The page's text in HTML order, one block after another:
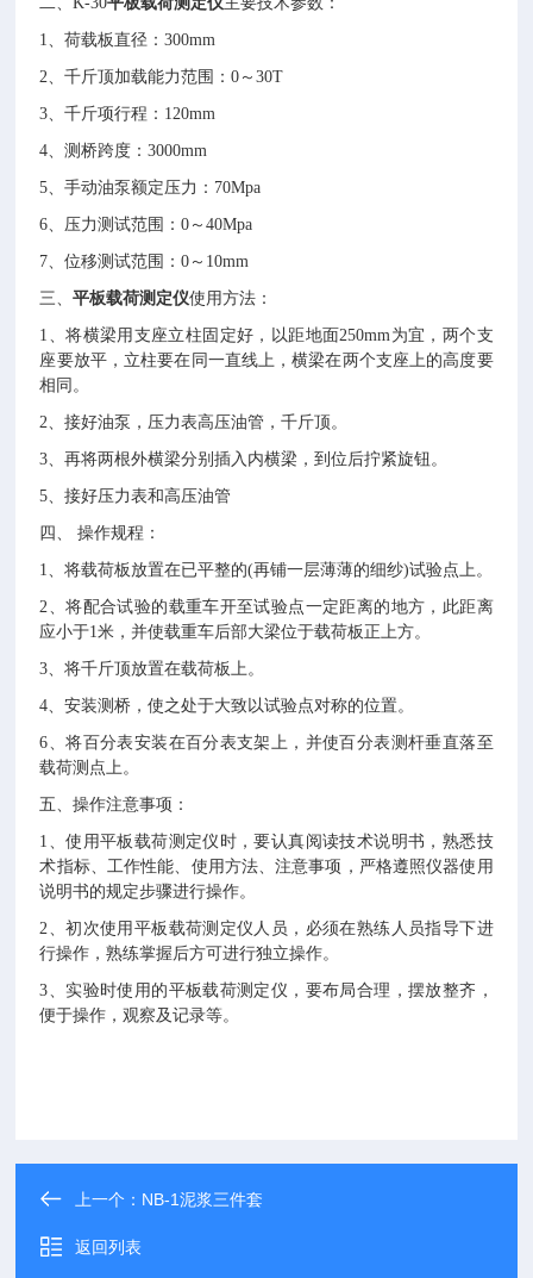
1、荷载板直径：300mm
2、千斤顶加载能力范围：0～30T
3、千斤项行程：120mm
4、测桥跨度：3000mm
5、手动油泵额定压力：70Mpa
6、压力测试范围：0～40Mpa
7、位移测试范围：0～10mm
三、平板载荷测定仪使用方法：
1、将横梁用支座立柱固定好，以距地面250mm为宜，两个支
座要放平，立柱要在同一直线上，横梁在两个支座上的高度要
相同。
2、接好油泵，压力表高压油管，千斤顶。
3、再将两根外横梁分别插入内横梁，到位后拧紧旋钮。
5、接好压力表和高压油管
四、操作规程：
1、将载荷板放置在已平整的(再铺一层薄薄的细纱)试验点上。
2、将配合试验的载重车开至试验点一定距离的地方，此距离
应小于1米，并使载重车后部大梁位于载荷板正上方。
3、将千斤顶放置在载荷板上。
4、安装测桥，使之处于大致以试验点对称的位置。
6、将百分表安装在百分表支架上，并使百分表测杆垂直落至
载荷测点上。
五、操作注意事项：
1、使用平板载荷测定仪时，要认真阅读技术说明书，熟悉技
术指标、工作性能、使用方法、注意事项，严格遵照仪器使用
说明书的规定步骤进行操作。
2、初次使用平板载荷测定仪人员，必须在熟练人员指导下进
行操作，熟练掌握后方可进行独立操作。
3、实验时使用的平板载荷测定仪，要布局合理，摆放整齐，
便于操作，观察及记录等。
上一个： NB-1泥浆三件套
返回列表